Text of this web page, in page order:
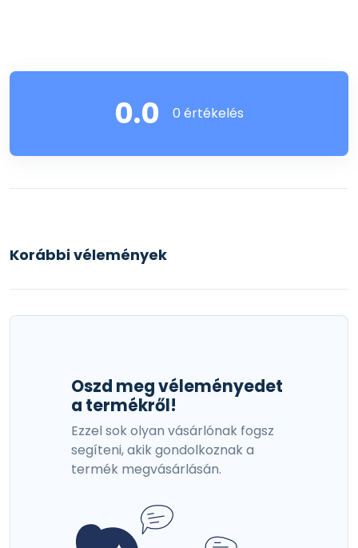
0.0 0 értékelés
Korábbi vélemények
Oszd meg véleményedet
a termékről!
Ezzel sok olyan vásárlónak fogsz
segíteni, akik gondolkoznak a
termék megvásárlásán.